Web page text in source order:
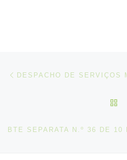
Post navigation